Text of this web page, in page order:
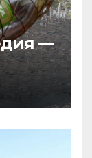
—